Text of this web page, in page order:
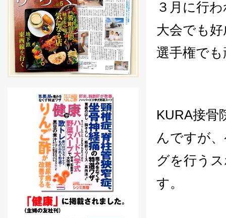
３月に行
大会でも
選手権で
KURA接骨
んですが
グを行う
す。